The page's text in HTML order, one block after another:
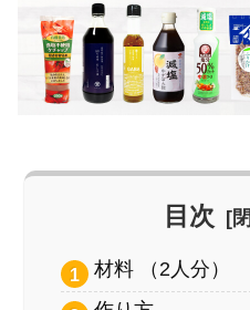
目次
材料 （2人分）